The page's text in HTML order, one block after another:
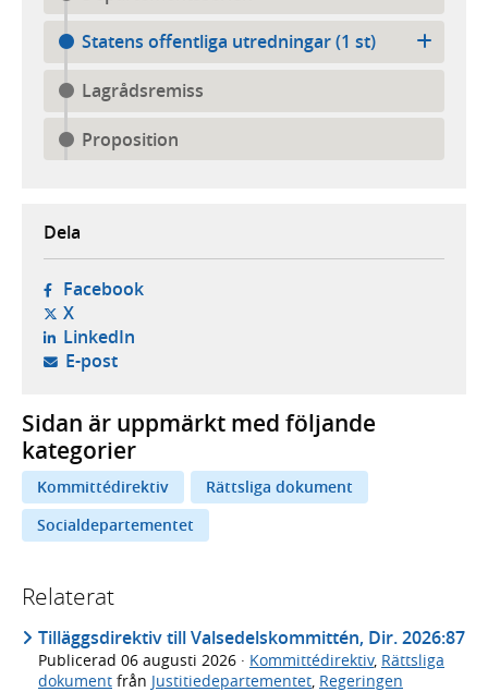
Statens offentliga utredningar (1 st)
Lagrådsremiss
Proposition
Dela
Facebook- öppnas i ny flik, extern webbplats,
X- öppnas i ny flik, extern webbplats,
LinkedIn- öppnas i ny flik, extern webbplats,
E-post- öppnar din e-postklient,
Sidan är uppmärkt med följande
kategorier
Kommittédirektiv
Rättsliga dokument
Socialdepartementet
Relaterat
Tilläggsdirektiv till Valsedelskommittén, Dir. 2026:87
Publicerad 06 augusti 2026 · Kommittédirektiv, Rättsliga
dokument från Justitiedepartementet Regeringen